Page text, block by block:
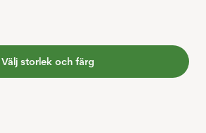
Välj storlek och färg